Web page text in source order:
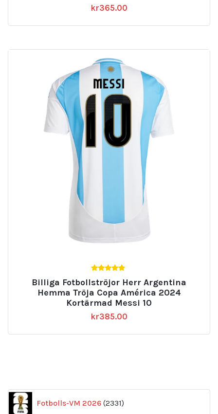
kr365.00
av 5
Billiga Fotbollströjor Herr Argentina
Hemma Tröja Copa América 2024
Kortärmad Messi 10
kr385.00
Fotbolls-VM 2026 2331
produkter